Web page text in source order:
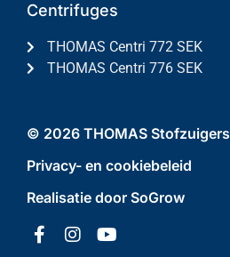
Centrifuges
THOMAS Centri 772 SEK
THOMAS Centri 776 SEK
© 2026 THOMAS Stofzuigers
Privacy- en cookiebeleid
Realisatie door SoGrow